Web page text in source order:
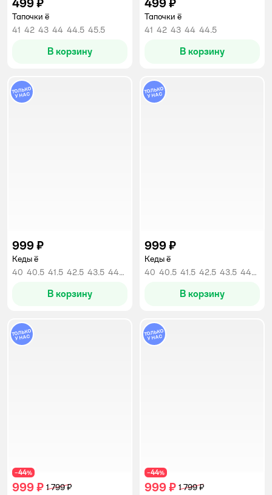
499 ₽
Тапочки ё
41 42 43 44 44.5 45.5
В корзину
499 ₽
Тапочки ё
41 42 43 44 44.5
В корзину
999 ₽
Кеды ё
40 40.5 41.5 42.5 43.5 44 44.5
В корзину
999 ₽
Кеды ё
40 40.5 41.5 42.5 43.5 44 44.5
В корзину
−44%
999 ₽ 1 799 ₽
−44%
999 ₽ 1 799 ₽